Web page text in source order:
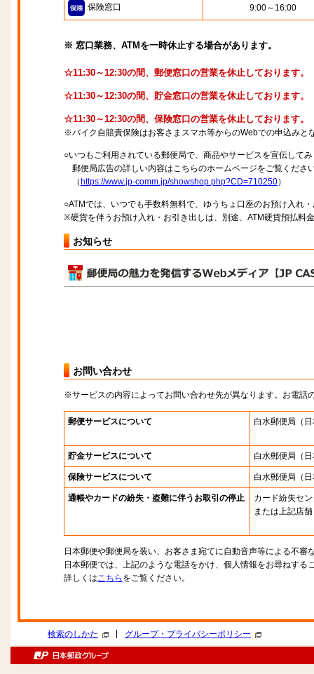
保険窓口 9:00～16:00
※ 窓口業務、ATMを一時休止する場合があります。
☆11:30～12:30の間、郵便窓口の営業を休止しております。
☆11:30～12:30の間、貯金窓口の営業を休止しております。
☆11:30～12:30の間、保険窓口の営業を休止しております。
※バイク自賠責保険はお客さまスマホ等からのWebでの申込みと
○いつもご利用されている郵便局で、商品やサービスを宣伝して
郵便局広告の詳しい内容はこちらのホームページをご覧くださ
（ https://www.jp-comm.jp/showshop.php?CD=710250）
○ATMでは、いつでも手数料無料で、ゆうちょ口座のお預け入れ
※硬貨を伴うお預け入れ・お引き出しは、別途、ATM硬貨預払料
お知らせ
お問い合わせ
※サービスの内容によってお問い合わせ先が異なります。お電話
郵便サービスについて 白水郵便局 （
貯金サービスについて 白水郵便局 （
保険サービスについて 白水郵便局 （
通帳やカードの紛失・盗難に伴うお取引の停止
カード紛失セ
または上記店舗
日本郵便や郵便局を装い、お客さま宛てに自動音声等による不審
日本郵便では、上記のような電話をかけ、個人情報をお尋ねする
詳しくはこちら をご覧ください。
検索のしかた グループ・プライバシーポリシー